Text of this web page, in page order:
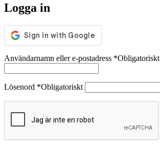
Logga in
Användarnamn eller e-postadress *Obligatoriskt
Lösenord *Obligatoriskt